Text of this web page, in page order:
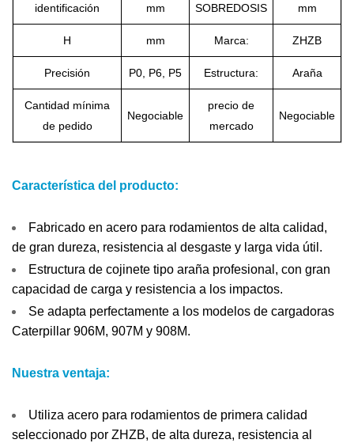
identificación mm SOBREDOSIS mm
H mm Marca: ZHZB
Precisión P0, P6, P5 Estructura: Araña
Cantidad mínima
de pedido
Negociable
precio de
mercado
Negociable
Característica del producto:
Fabricado en acero para rodamientos de alta calidad,
de gran dureza, resistencia al desgaste y larga vida útil.
Estructura de cojinete tipo araña profesional, con gran
capacidad de carga y resistencia a los impactos.
Se adapta perfectamente a los modelos de cargadoras
Caterpillar 906M, 907M y 908M.
Nuestra ventaja:
Utiliza acero para rodamientos de primera calidad
seleccionado por ZHZB, de alta dureza, resistencia al